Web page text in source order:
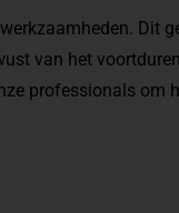
Dit
van het
professionals om